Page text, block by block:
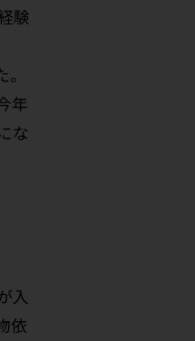
験
年
な
入
依